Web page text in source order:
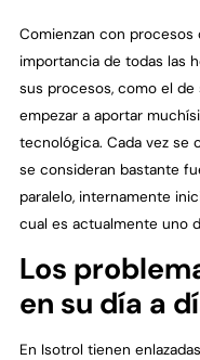
Comienzan con
importancia de todas las
sus procesos, como el
empezar a aportar
tecnológica. Cada vez se
se consideran bastante
paralelo, internamente
cual es actualmente uno
Los
en su día a
En Isotrol tienen